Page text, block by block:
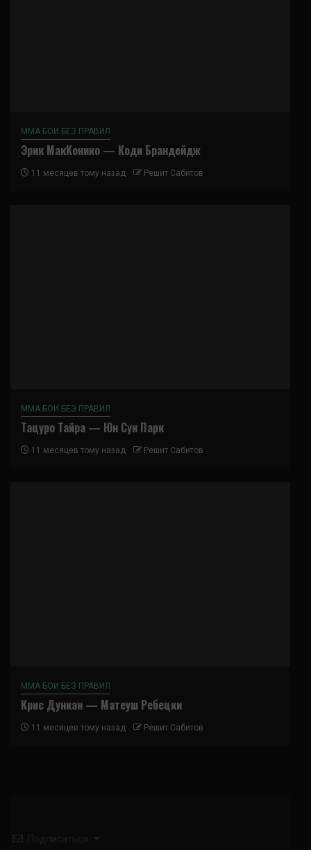
ММА БОИ БЕЗ ПРАВИЛ
Эрик МакКонико — Коди Брандейдж
11 месяцев тому назад Решит Сабитов
ММА БОИ БЕЗ ПРАВИЛ
Тацуро Тайра — Юн Сун Парк
11 месяцев тому назад Решит Сабитов
ММА БОИ БЕЗ ПРАВИЛ
Крис Дункан — Матеуш Ребецки
11 месяцев тому назад Решит Сабитов